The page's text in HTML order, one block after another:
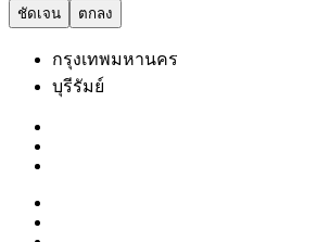
ชัดเจน ตกลง
กรุงเทพมหานคร
บุรีรัมย์